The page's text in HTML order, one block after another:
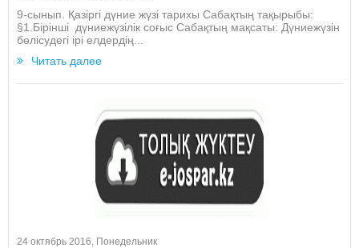
9-сынып. Қазіргі дүние жүзі тарихы Сабақтың тақырыбы:
§1.Бірінші дүниежүзілік соғыс Сабақтың мақсаты: Дүниежүзін
бөлісудегі ірі елдердің...
Читать далее
24 октябрь 2016, Понедельник